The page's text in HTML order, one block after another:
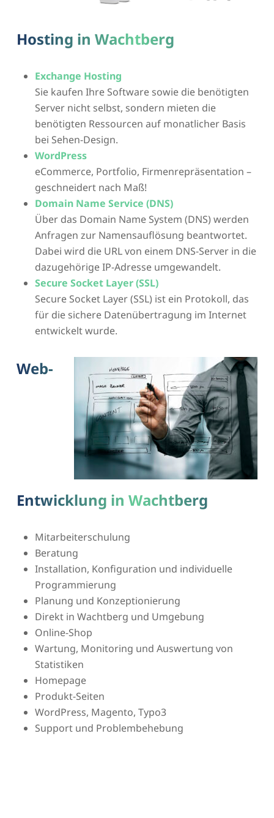
Hosting in Wachtberg
Exchange Hosting
Sie kaufen Ihre Software sowie die benötigten
Server nicht selbst, sondern mieten die
benötigten Ressourcen auf monatlicher Basis
bei Sehen-Design.
WordPress
eCommerce, Portfolio, Firmenrepräsentation –
geschneidert nach Maß!
Domain Name Service (DNS)
Über das Domain Name System (DNS) werden
Anfragen zur Namensauflösung beantwortet.
Dabei wird die URL von einem DNS-Server in die
dazugehörige IP-Adresse umgewandelt.
Secure Socket Layer (SSL)
Secure Socket Layer (SSL) ist ein Protokoll, das
für die sichere Datenübertragung im Internet
entwickelt wurde.
Web-
Entwicklung in Wachtberg
Mitarbeiterschulung
Beratung
Installation, Konfiguration und individuelle
Programmierung
Planung und Konzeptionierung
Direkt in Wachtberg und Umgebung
Online-Shop
Wartung, Monitoring und Auswertung von
Statistiken
Homepage
Produkt-Seiten
WordPress, Magento, Typo3
Support und Problembehebung